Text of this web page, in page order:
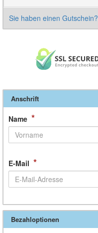
Sie haben einen Gutschein?
Anschrift
Name *
E-Mail *
Bezahloptionen